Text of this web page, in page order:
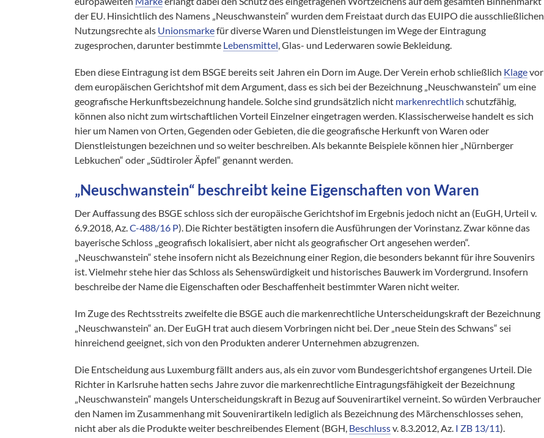
der EU. Hinsichtlich des Namens „Neuschwanstein“ wurden dem Freistaat durch das EUIPO die ausschließlichen
Nutzungsrechte als Unionsmarkefür diverse Waren und Dienstleistungen im Wege der Eintragung
zugesprochen, darunter bestimmte Lebensmittel, Glas- und Lederwaren sowie Bekleidung.
Eben diese Eintragung ist dem BSGE bereits seit Jahren ein Dorn im Auge. Der Verein erhob schließlich Klagevor
dem europäischen Gerichtshof mit dem Argument, dass es sich bei der Bezeichnung „Neuschwanstein“ um eine
geografische Herkunftsbezeichnung handele. Solche sind grundsätzlich nicht markenrechtlich schutzfähig,
können also nicht zum wirtschaftlichen Vorteil Einzelner eingetragen werden. Klassischerweise handelt es sich
hier um Namen von Orten, Gegenden oder Gebieten, die die geografische Herkunft von Waren oder
Dienstleistungen bezeichnen und so weiter beschreiben. Als bekannte Beispiele können hier „Nürnberger
Lebkuchen“ oder „Südtiroler Äpfel“ genannt werden.
„Neuschwanstein“ beschreibt keine Eigenschaften von Waren
Der Auffassung des BSGE schloss sich der europäische Gerichtshof im Ergebnis jedoch nicht an (EuGH, Urteil v.
6.9.2018, Az.C-488/16 P). Die Richter bestätigten insofern die Ausführungen der Vorinstanz. Zwar könne das
bayerische Schloss „geografisch lokalisiert, aber nicht als geografischer Ort angesehen werden“.
„Neuschwanstein“ stehe insofern nicht als Bezeichnung einer Region, die besonders bekannt für ihre Souvenirs
ist. Vielmehr stehe hier das Schloss als Sehenswürdigkeit und historisches Bauwerk im Vordergrund. Insofern
beschreibe der Name die Eigenschaften oder Beschaffenheit bestimmter Waren nicht weiter.
Im Zuge des Rechtsstreits zweifelte die BSGE auch die markenrechtliche Unterscheidungskraft der Bezeichnung
„Neuschwanstein“ an. Der EuGH trat auch diesem Vorbringen nicht bei. Der „neue Stein des Schwans“ sei
hinreichend geeignet, sich von den Produkten anderer Unternehmen abzugrenzen.
Die Entscheidung aus Luxemburg fällt anders aus, als ein zuvor vom Bundesgerichtshof ergangenes Urteil. Die
Richter in Karlsruhe hatten sechs Jahre zuvor die markenrechtliche Eintragungsfähigkeit der Bezeichnung
„Neuschwanstein“ mangels Unterscheidungskraft in Bezug auf Souvenirartikel verneint. So würden Verbraucher
den Namen im Zusammenhang mit Souvenirartikeln lediglich als Bezeichnung des Märchenschlosses sehen,
nicht aber als die Produkte weiter beschreibendes Element (BGH, Beschlussv. 8.3.2012, Az. I ZB 13/11).